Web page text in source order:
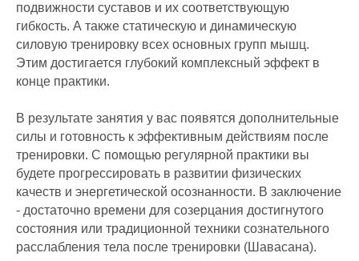
подвижности суставов и их соответствующую
гибкость. А также статическую и динамическую
силовую тренировку всех основных групп мышц.
Этим достигается глубокий комплексный эффект в
конце практики.
В результате занятия у вас появятся дополнительные
силы и готовность к эффективным действиям после
тренировки. С помощью регулярной практики вы
будете прогрессировать в развитии физических
качеств и энергетической осознанности. В заключение
- достаточно времени для созерцания достигнутого
состояния или традиционной техники сознательного
расслабления тела после тренировки (Шавасана).